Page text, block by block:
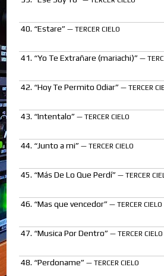
40. “Estare” — TERCER CIELO
41. “Yo Te Extrañare (mariachi)” —
42. “Hoy Te Permito Odiar” — TERCER
43. “Intentalo” — TERCER CIELO
44. “Junto a mi” — TERCER CIELO
45. “Más De Lo Que Perdí” — TERCER
46. “Mas que vencedor” — TERCER CIELO
47. “Musica Por Dentro” — TERCER CIELO
48. “Perdoname” — TERCER CIELO